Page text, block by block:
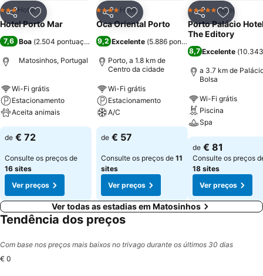
quilômetros da propriedade, assim como o Museu da Quinta de
Santiago.
PartilharAdicionar aos favoritos
3 Estrelas
Hotel
Hotel Porto Mar
7,6 Boa (2.504 pontuações )
Matosinhos, Portugal
Wi-Fi grátis
Estacionamento
Aceita animais
de € 72
Consulte os preços de
16 sites
Ver preços
PartilharAdicionar aos favoritos
4 EstrelasHotel
Oca Oriental Porto
9,2 Excelente (5.886 pontuações
Porto, a 1.8 km de
Centro da cidade
Wi-Fi grátis
Estacionamento
A/C
de € 57
Consulte os preços de 11
sites
Ver preços
Partilhar
5 EstrelasHotel
Porto Palácio
The Editory
8,7Excelente (
a 3.7 km de
Bolsa
Wi-Fi grátis
Piscina
Spa
de € 81
Consulte os preços
18 sites
Ver preços
Ver todas as estadias em Matosinhos
Tendência dos preços
Com base nos preços mais baixos no trivago durante os últimos 30 dias
€ 0